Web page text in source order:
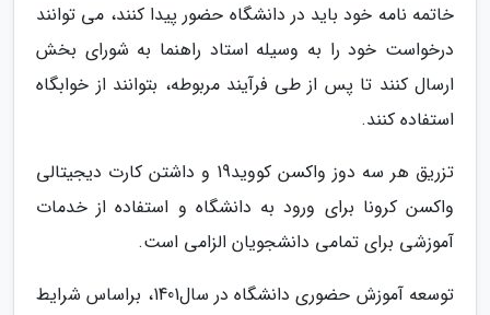
خاتمه نامه خود باید در دانشگاه حضور پیدا کنند، می توانند
درخواست خود را به وسیله استاد راهنما به شورای بخش
ارسال کنند تا پس از طی فرآیند مربوطه، بتوانند از خوابگاه
استفاده کنند.
تزریق هر سه دوز واکسن کووید19 و داشتن کارت دیجیتالی
واکسن کرونا برای ورود به دانشگاه و استفاده از خدمات
آموزشی برای تمامی دانشجویان الزامی است.
توسعه آموزش حضوری دانشگاه در سال1401، براساس شرایط